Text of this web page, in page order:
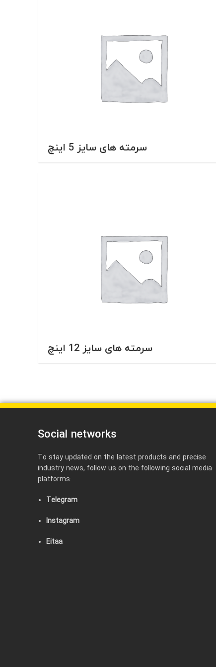
سرمته های سایز 5 اینچ
سرمته های سایز 12 اینچ
Social networks
To stay updated on the latest products and precise
industry news, follow us on the following social media
platforms:
Telegram
Instagram
Eitaa